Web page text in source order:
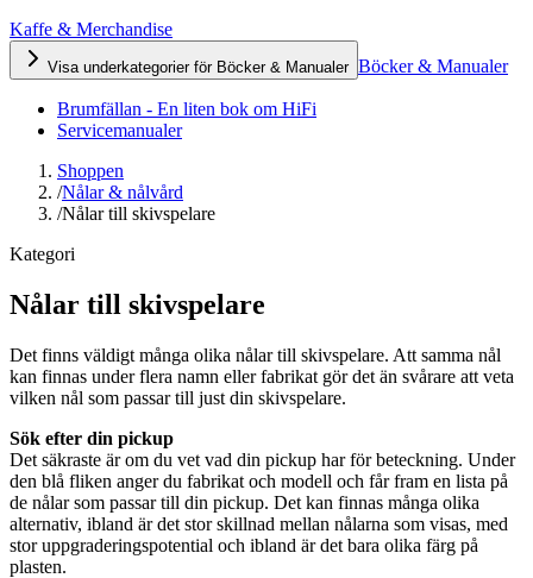
Kaffe & Merchandise
Visa underkategorier för Böcker & Manualer Böcker & Manualer
Brumfällan - En liten bok om HiFi
Servicemanualer
Shoppen
/Nålar & nålvård
/Nålar till skivspelare
Kategori
Nålar till skivspelare
Det finns väldigt många olika nålar till skivspelare. Att samma nål
kan finnas under flera namn eller fabrikat gör det än svårare att veta
vilken nål som passar till just din skivspelare.
Sök efter din pickup
Det säkraste är om du vet vad din pickup har för beteckning. Under
den blå fliken anger du fabrikat och modell och får fram en lista på
de nålar som passar till din pickup. Det kan finnas många olika
alternativ, ibland är det stor skillnad mellan nålarna som visas, med
stor uppgraderingspotential och ibland är det bara olika färg på
plasten.